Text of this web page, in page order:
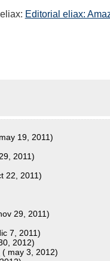
Editorial eliax:
19, 2011)
2011)
22, 2011)
29, 2011)
7, 2011)
2012)
( may 3, 2012)